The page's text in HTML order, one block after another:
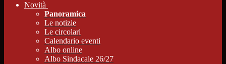
Novità
Panoramica
Le notizie
Le circolari
Calendario eventi
Albo online
Albo Sindacale 26/27